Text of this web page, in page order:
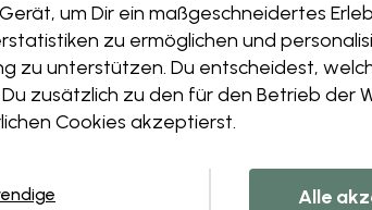
um Dir ein maßgeschneidertes
zu ermöglichen und
zu unterstützen. Du entscheidest,
zusätzlich zu den für den Betrieb der
Cookies akzeptierst.
Alle